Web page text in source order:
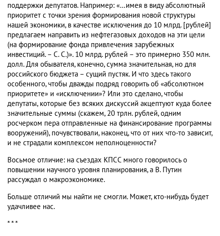
поддержки депутатов. Например: «…имея в виду абсолютный
приоритет с точки зрения формирования новой структуры
нашей экономики, в качестве исключения до 10 млрд. [рублей]
предлагаем направить из нефтегазовых доходов на эти цели
(на формирование фонда привлечения зарубежных
инвестиций. – С. С.)». 10 млрд. рублей – это примерно 350 млн.
долл. Для обывателя, конечно, сумма значительная, но для
российского бюджета – сущий пустяк. И что здесь такого
особенного, чтобы дважды подряд говорить об «абсолютном
приоритете» и «исключении»? Или это сделано, чтобы
депутаты, которые без всяких дискуссий акцептуют куда более
значительные суммы (скажем, 20 трлн. рублей, одним
росчерком пера отправленные на финансирование программы
вооружений), почувствовали, наконец, что от них что-то зависит,
и не страдали комплексом неполноценности?
Восьмое отличие: на съездах КПСС много говорилось о
повышении научного уровня планирования, а В. Путин
рассуждал о макроэкономике.
Больше отличий мы найти не смогли. Может, кто-нибудь будет
удачливее нас.
* * *